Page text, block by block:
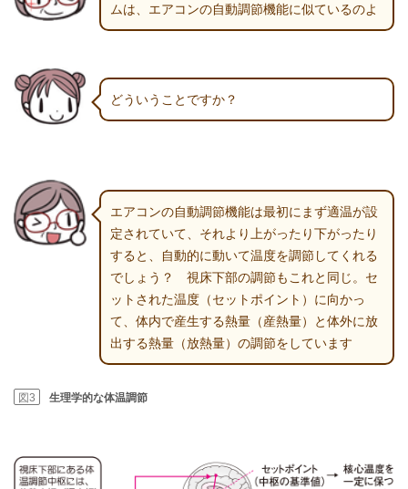
ムは、エアコンの自動調節機能に似ているのよ
どういうことですか？
エアコンの自動調節機能は最初にまず適温が設
定されていて、それより上がったり下がったり
すると、自動的に動いて温度を調節してくれる
でしょう？ 視床下部の調節もこれと同じ。セ
ットされた温度（セットポイント）に向かっ
て、体内で産生する熱量（産熱量）と体外に放
出する熱量（放熱量）の調節をしています
図3 生理学的な体温調節